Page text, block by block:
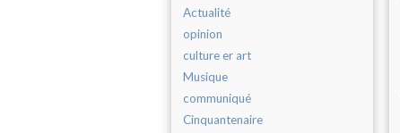
Actualité
opinion
culture er art
Musique
communiqué
Cinquantenaire